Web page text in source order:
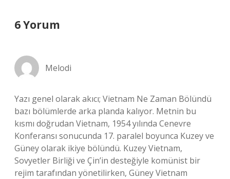
6 Yorum
Melodi
Yazı genel olarak akıcı; Vietnam Ne Zaman Bölündü
bazı bölümlerde arka planda kalıyor. Metnin bu
kısmı doğrudan Vietnam, 1954 yılında Cenevre
Konferansı sonucunda 17. paralel boyunca Kuzey ve
Güney olarak ikiye bölündü. Kuzey Vietnam,
Sovyetler Birliği ve Çin’in desteğiyle komünist bir
rejim tarafından yönetilirken, Güney Vietnam